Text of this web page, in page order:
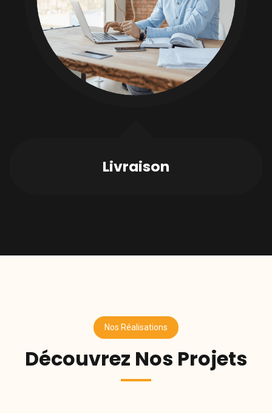
Livraison
Nos Réalisations
Découvrez Nos Projets